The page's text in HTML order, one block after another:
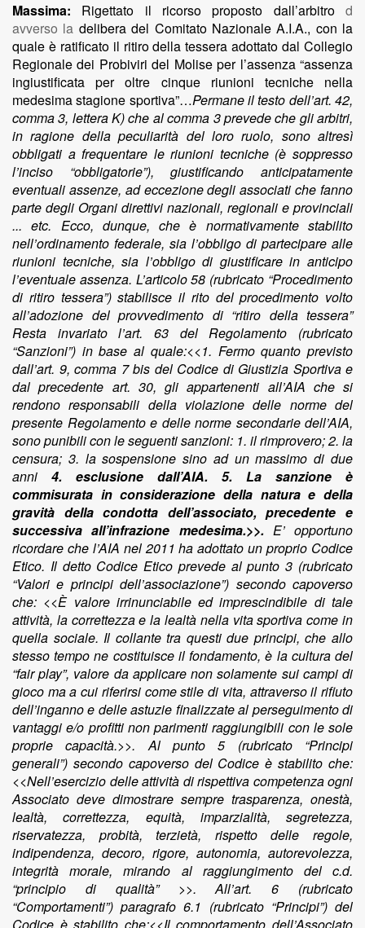
Massima: Rigettato il ricorso proposto dall’arbitro d
avverso la delibera del Comitato Nazionale A.I.A., con la
quale è ratificato il ritiro della tessera adottato dal Collegio
Regionale dei Probiviri del Molise per l’assenza “assenza
ingiustificata per oltre cinque riunioni tecniche nella
medesima stagione sportiva”…Permane il testo dell’art. 42,
comma 3, lettera K) che al comma 3 prevede che gli arbitri,
in ragione della peculiarità del loro ruolo, sono altresì
obbligati a frequentare le riunioni tecniche (è soppresso
l’inciso “obbligatorie”), giustificando anticipatamente
eventuali assenze, ad eccezione degli associati che fanno
parte degli Organi direttivi nazionali, regionali e provinciali
... etc. Ecco, dunque, che è normativamente stabilito
nell’ordinamento federale, sia l’obbligo di partecipare alle
riunioni tecniche, sia l’obbligo di giustificare in anticipo
l’eventuale assenza. L’articolo 58 (rubricato “Procedimento
di ritiro tessera”) stabilisce il rito del procedimento volto
all’adozione del provvedimento di “ritiro della tessera”
Resta invariato l’art. 63 del Regolamento (rubricato
“Sanzioni”) in base al quale:<<1. Fermo quanto previsto
dall’art. 9, comma 7 bis del Codice di Giustizia Sportiva e
dal precedente art. 30, gli appartenenti all’AIA che si
rendono responsabili della violazione delle norme del
presente Regolamento e delle norme secondarie dell’AIA,
sono punibili con le seguenti sanzioni: 1. il rimprovero; 2. la
censura; 3. la sospensione sino ad un massimo di due
anni 4. esclusione dall’AIA. 5. La sanzione è
commisurata in considerazione della natura e della
gravità della condotta dell’associato, precedente e
successiva all’infrazione medesima.>>. E’ opportuno ricordare che l’AIA nel 2011 ha adottato un proprio Codice Etico. Il detto Codice Etico prevede al punto 3 (rubricato “Valori e principi dell’associazione”) secondo capoverso che: <<È valore irrinunciabile ed imprescindibile di tale attività, la correttezza e la lealtà nella vita sportiva come in quella sociale. Il collante tra questi due principi, che allo stesso tempo ne costituisce il fondamento, è la cultura del “fair play”, valore da applicare non solamente sui campi di gioco ma a cui riferirsi come stile di vita, attraverso il rifiuto dell’inganno e delle astuzie finalizzate al perseguimento di vantaggi e/o profitti non parimenti raggiungibili con le sole proprie capacità.>>. Al punto 5 (rubricato “Principi generali”) secondo capoverso del Codice è stabilito che:<<Nell’esercizio delle attività di rispettiva competenza ogni Associato deve dimostrare sempre trasparenza, onestà, lealtà, correttezza, equità, imparzialità, segretezza, riservatezza, probità, terzietà, rispetto delle regole, indipendenza, decoro, rigore, autonomia, autorevolezza, integrità morale, mirando al raggiungimento del c.d. “principio di qualità” >>. All’art. 6 (rubricato “Comportamenti”) paragrafo 6.1 (rubricato “Principi”) del Codice è stabilito che:<<Il comportamento dell’Associato deve essere espressione di legalità ed apparire come tale, deve riscuotere la fiducia e l’affidamento attraverso comportamenti improntati alla dignità della funzione, alla correttezza ed alla lealtà. I comportamenti oltre a riferirsi al senso di giustizia, devono essere ispirati alla “virtù del ben operare”. - Deve essere alimentato lo spirito di appartenenza; l’orgoglio della propria funzione deve manifestarsi anzitutto con il costante aggiornamento e nell’approfondimento della propria preparazione. - Tutte le attività, in particolare quelle burocratiche (referti, rapporti, ecc.) devono essere improntati alla lealtà, alla sinteticità e alla fedeltà de fatti veramente avvenuti ed essere intellegibili, evitando la superficialità e l’approssimazione. - Gli Associati devono mantenere tra loro rapporti verbali ed epistolari secondo i principi di colleganza e di rispetto dei ruoli istituzionali ricoperti. Le critiche, i modi e i toni devono rientrare sempre nell’alveo regolamentare e non devono essere anonimi, né formulati mediante utilizzo di nomi di fantasia o “nickname” atti ad impedire l’immediata identificazione del loro autore. Tra gli appartenenti all’AIA ci deve sempre essere solidarietà, tutti devono essere accumunati da un sentimento di mutua considerazione e rispetto reciproco, evitando di creare attriti, calunnie e conflitti d’interesse. Non devono essere mai usate espressioni, offensive e ingiuriose, nei confronti degli altri. - L’Associato svolge le proprie funzioni con diligenza ed operosità, cura con diligenza l’organizzazione e l’utilizzo delle risorse personali e materiali disponibili. Garantisce l’indipendenza e la serenità dell’attività di tutti gli addetti, assicurando trasparenza ed equanimità, respingendo ogni ingerenza esterna.>>. Ecco, dunque, che già le regole di comportamento gerarchicamente più prossime all’Associato gli impongono un comportamento che sia ispirato dalla correttezza, secondo i principi di colleganza e di rispetto dei ruoli istituzionali ricoperti evitando superficialità ed approssimazione. L’art 42 del Regolamento, laddove prevede che gli arbitri, in ragione della peculiarità del loro ruolo, sono altresì obbligati a frequentare le riunioni tecniche, esprime la necessità che gli Associati mantengano una condotta aderente alle esigenze organizzative dell’Associazione in vista dell’importante funzione che ad essa è demandata dall’ordinamento sportivo, vale a dire l’ attività di ufficiali di gara nelle competizioni della FIGC e degli organismi internazionali cui aderisce la Federazione stessa, (articolo 1, comma 1, del Regolamento rubricato “Natura e funzioni”). Il quadro normativo che contempla la violazione, pertanto, non protegge semplicemente il “decoro” che ci si attende dagli Associati su un mero piano comportamentale, qualificandolo come doveroso per ragioni morali. Esso, piuttosto, normativizza una condotta (la partecipazione alle riunioni tecniche) che si pone necessaria e funzionale allo svolgimento dei compiti propri della ragion d’essere della stessa Associazione. La violazione ascritta al ricorrente, pertanto, non è mera espressione di biasimo per essersi discostato dall’attività dei propri consociati sportivi. Essa è, piuttosto, finalizzata a sanzionare coloro che, a causa della mancata partecipazione alla vita associativa, hanno generato un vulnus negli equilibri dell’attività federale, con conseguente pregiudizio per la “buona qualità” dell’attività degli Ufficiali di gara nelle competizioni sportive. Il contenuto ultimo della norma violata, dunque, si sostanzia in un “merito etico” che non è metagiuridico, ma trova concretezza nella necessità imprescindibile del mantenimento degli equilibri e dei rapporti tra le varie componenti federali, le quali nel caso in esame sono immediatamente volte al regolare svolgimento dei Campionati sportivi. Ecco, dunque, che la “misura riparatoria” contemplata dal Regolamento è prevista come diretta a ripristinare il rapporto di “colleganza” dell’Associato con i propri consociati, colmando l’incertezza maturata sul piano del rapporto fiduciario, ma non è necessariamente tale da poter “risanare” le criticità che si sono oramai concretizzate nell’organizzazione della vita federale. Sul piano dell’“effettività”, dunque, il pregiudizio ricevuto dalla A.I.A. potrebbe non essere più reversibile, siccome si è già compiutamente consumato il vulnus, concretizzantesi anche semplicemente nel disagio organizzativo oramai trascorso. Ciò a maggior ragione in quelle realtà federali ove l’attività amministrativa dell’Associazione non dispone di risorse riparatorie di agevole disponibilità ed impiego. Così, se in taluni casi (ed in talune circostanze) è ritenuto sufficiente che per tramite dell’adozione di una “misura riparatoria” si ripristini la fiducia propria del rapporto di “colleganza” dell’Associato con i propri consociati sportivi, in altri casi ciò può non essere ritenuto bastevole, poiché la lesione arrecata dal trasgressore non può più trovare risanamento. In buona sostanza gli impegni che l’Arbitro assume non si pongono quale semplice asserzione di valore morale, ma esprimono la dichiarata consapevolezza del tesserato di essere parte imprescindibile di un mondo “associativo”; mondo che fa ragionevole affidamento sull’attiva partecipazione dei consociati, ciascuno gravato dagli obblighi che ha volontariamente scelto di accettare con l’ingresso nell’ordinamento federale. Il provvedimento del “ritiro della tessera” si pone, allora, come sanzione adeguata poiché producente l’esclusione dall’ordinamento sportivo di quel consociato che si sia rivelato di fatto avulso dalla comunanza di intenti con gli altri “tesserati”. La sanzione inflitta si rivela, quindi, quale misura correttamente “afflittiva” ed “effettiva” per le conseguenze estreme che produce, in perfetta aderenza con le esigenze di celerità e speditezza proprie dell’ordinamento federale. In ordine alle ragioni addotte dall’Arbitro a sostegno delle assenze si può osservare che il testo dell’art. 30, lettera f), del Regolamento AIA, al tempo vigente recitava testualmente:<<…ingiustificate assenze a cinque riunioni tecniche anche non consecutive nella medesima stagione sportiva comunicate per via telematica tramite il portale informatico AIA;>>. Parimenti l’art. 42 del Regolamento, sia nel testo previgente che in quello attuale, prevede la giustificazione anticipata dell’assenza. Il Legislatore, pertanto, con tutta evidenza contempla la possibilità logica dell’assenza ritenendo che l’effetto “lesivo” di essa per la vita associativa possa essere ritenuta sovrastata dalle motivazioni addotte dal trasgressore a propria discolpa. La norma, quindi, con una clausola “aperta” (quella relativa alla giustificazione) consente al prudente apprezzamento dell’Organo federale d ritenere che l vicissitudini del trasgressore possano essere apprezzate come superiori a quelle federali e che, pertanto, lo status di “associato” non si trovi in conflitto (neppure potenziale) con quelle della persona, laddove queste ultime dovessero essere ritenute prevalenti secondo le nozioni del “senso comune” e della ragionevolezza. L’ampiezza consentita dall’ordinamento federale alle giustificazioni possibili opera, pertanto, consapevolmente quale strumento equilibratore dell’appartenenza del consociato federale ad altri ordinamenti, dimodoché lo “status” di associato non si possa trovare a confliggere con gli altri doveri ed obblighi gravanti sul potenziale trasgressore. La flessibilità che la norma riceve dalle consentite “giustificazioni” trova, però, un limite ovvio nei casi in cui vi sia l’impossibilità di conciliare (mediante sovrapposizione) i doveri che gravano sul singolo quale associato con quei doveri che su lui stesso gravino per altre ragioni. E’ di tutta evidenza che laddove questi ultimi doveri si presentino frequentemente prevalenti (per necessità o per arbitrio) su quelli che formano lo “status” di associato sportivo, la posizione del singolo si rivela essere, in realtà, costantemente “esterna” alla vita associativa, sino a rendere priva di significato l’appartenenza del trasgressore all’ordinamento federale. Ecco, dunque, che il provvedimento consistente nel “ritiro della tessera” (collocando il trasgressore al di fuori dell’ordinamento sportivo) si pone contemporaneamente sia come presa d’atto dell’esistenza di una situazione inconciliabile con la vita associativa, sia come volto all’obiettivo che il futuro svolgersi della vita federale possa avere un andamento regolare ed in linea con il progetto che accomuna gli altri consociati sportivi. L’esclusione del trasgressore dall’ordinamento viene, pertanto, ad operare come mecc